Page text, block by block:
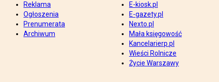
Reklama
Ogłoszenia
Prenumerata
Archiwum
E-kiosk.pl
E-gazety.pl
Nexto.pl
Mała księgowość
Kancelarierp.pl
Wieści Rolnicze
Życie Warszawy